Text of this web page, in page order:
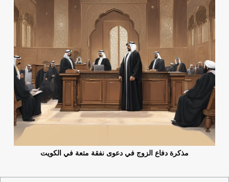
مذكرة دفاع الزوج في دعوى نفقة متعة في الكويت